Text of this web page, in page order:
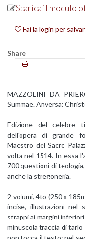
Scarica il modulo
Fai la login per
Share
MAZZOLINI DA
Summae. Anversa:
Edizione del celebre
dell'opera di grande
Maestro del Sacro
volta nel 1514. In essa
700 questioni di
anche la stregoneria.
2 volumi, 4to (250 x
incise, illustrazioni nel
strappi ai margini
minuscola traccia di
non tocca il testo; nel